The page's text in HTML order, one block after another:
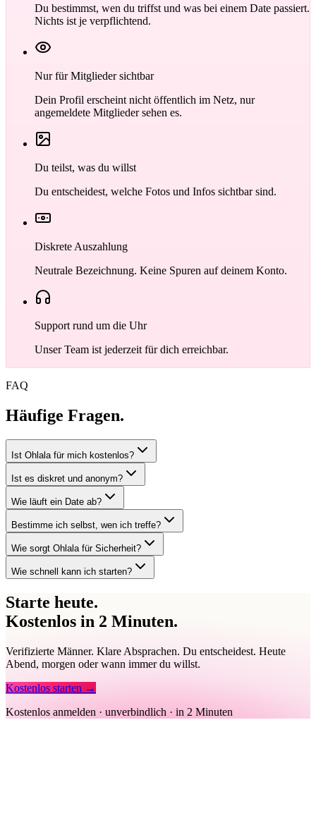
Du bestimmst, wen du triffst und was bei einem Date passiert.
Nichts ist je verpflichtend.
Nur für Mitglieder sichtbar
Dein Profil erscheint nicht öffentlich im Netz, nur
angemeldete Mitglieder sehen es.
Du teilst, was du willst
Du entscheidest, welche Fotos und Infos sichtbar sind.
Diskrete Auszahlung
Neutrale Bezeichnung. Keine Spuren auf deinem Konto.
Support rund um die Uhr
Unser Team ist jederzeit für dich erreichbar.
FAQ
Häufige Fragen.
Ist Ohlala für mich kostenlos?
Ist es diskret und anonym?
Wie läuft ein Date ab?
Bestimme ich selbst, wen ich treffe?
Wie sorgt Ohlala für Sicherheit?
Wie schnell kann ich starten?
Starte heute.
Kostenlos in 2 Minuten.
Verifizierte Männer. Klare Absprachen. Du entscheidest. Heute
Abend, morgen oder wann immer du willst.
Kostenlos starten →
Kostenlos anmelden · unverbindlich · in 2 Minuten